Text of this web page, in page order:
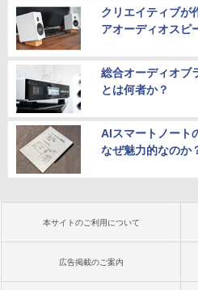
クリエイティブが
アオーディオスピ
総合オーディオブ
とは何者か？
AIスマートノート
なぜ魅力的なのか
本サイトのご利用について
広告掲載のご案内